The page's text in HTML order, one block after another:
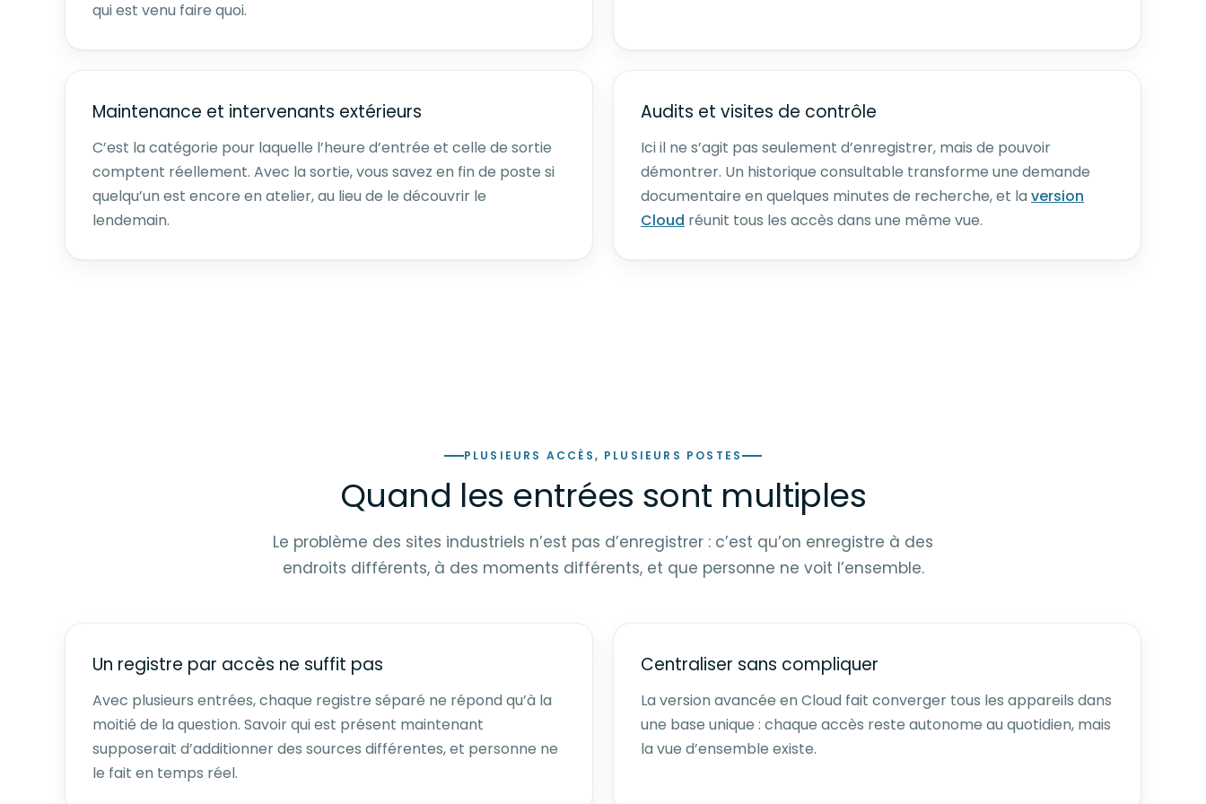
qui est venu faire quoi.
Maintenance et intervenants extérieurs
C’est la catégorie pour laquelle l’heure d’entrée et celle de sortie
comptent réellement. Avec la sortie, vous savez en fin de poste si
quelqu’un est encore en atelier, au lieu de le découvrir le
lendemain.
Audits et visites de contrôle
Ici il ne s’agit pas seulement d’enregistrer, mais de pouvoir
démontrer. Un historique consultable transforme une demande
documentaire en quelques minutes de recherche, et la version
Cloud réunit tous les accès dans une même vue.
PLUSIEURS ACCÈS, PLUSIEURS POSTES
Quand les entrées sont multiples
Le problème des sites industriels n’est pas d’enregistrer : c’est qu’on enregistre à des
endroits différents, à des moments différents, et que personne ne voit l’ensemble.
Un registre par accès ne suffit pas
Avec plusieurs entrées, chaque registre séparé ne répond qu’à la
moitié de la question. Savoir qui est présent maintenant
supposerait d’additionner des sources différentes, et personne ne
le fait en temps réel.
Centraliser sans compliquer
La version avancée en Cloud fait converger tous les appareils dans
une base unique : chaque accès reste autonome au quotidien, mais
la vue d’ensemble existe.